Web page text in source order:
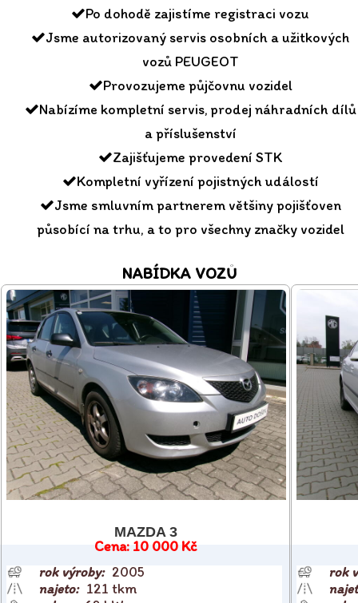
Po dohodě zajistíme registraci vozu
Jsme autorizovaný servis osobních a užitkových
vozů PEUGEOT
Provozujeme půjčovnu vozidel
Nabízíme kompletní servis, prodej náhradních dílů
a příslušenství
Zajišťujeme provedení STK
Kompletní vyřízení pojistných událostí
Jsme smluvním partnerem většiny pojišťoven
působící na trhu, a to pro všechny značky vozidel
NABÍDKA VOZŮ
MAZDA 3
10 000 Kč
2005
121 tkm